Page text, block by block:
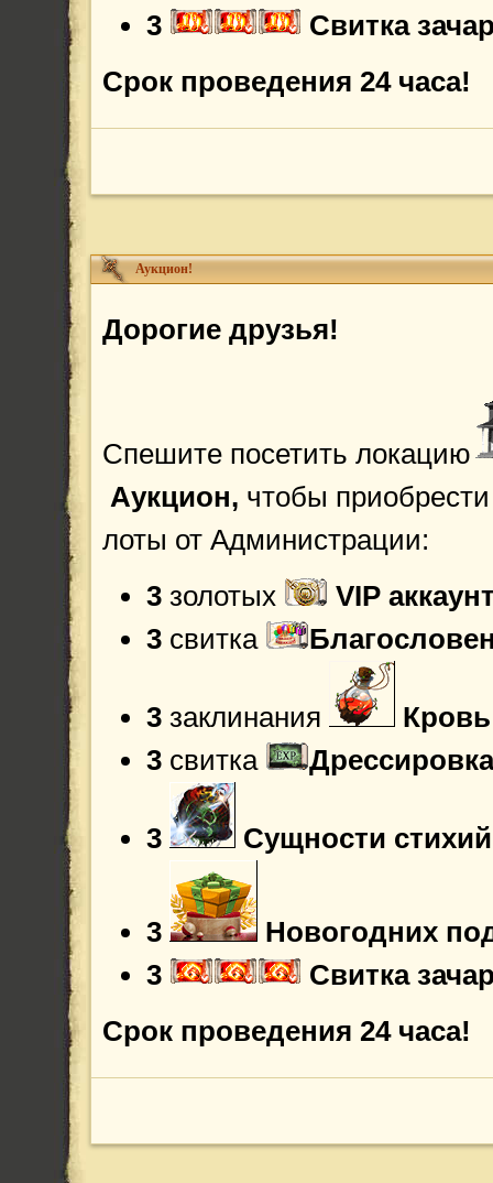
3
Свитка
Срок проведения 24 часа!
Аукцион!
Дорогие друзья!
Спешите посетить локацию
Аукцион, чтобы
лоты от Администрации:
3 золотых
VIP
3 свитка
3 заклинания
3 свитка
3 Сущности стихий
3
Новогодних
3
Свитка
Срок проведения 24 часа!